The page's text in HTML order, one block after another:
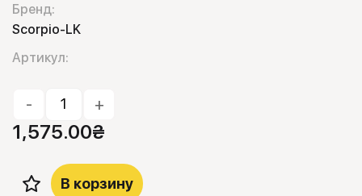
Бренд:
Scorpio-LK
Артикул:
- +
1,575.00₴
В корзину